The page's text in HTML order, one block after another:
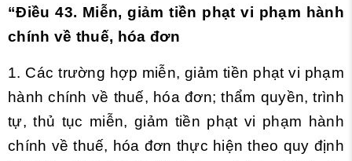
“Điều 43. Miễn, giảm tiền phạt vi phạm hành
chính về thuế, hóa đơn
1. Các trường hợp miễn, giảm tiền phạt vi phạm
hành chính về thuế, hóa đơn; thẩm quyền, trình
tự, thủ tục miễn, giảm tiền phạt vi phạm hành
chính về thuế, hóa đơn thực hiện theo quy định